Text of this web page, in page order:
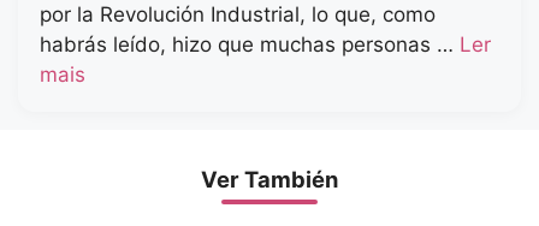
por la Revolución Industrial, lo que, como
habrás leído, hizo que muchas personas … Ler
mais
Ver También